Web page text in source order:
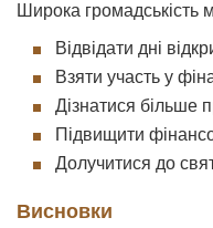
Широка громадськість
Відвідати дні
Взяти участь у
Дізнатися більше
Підвищити
Долучитися до
Висновки